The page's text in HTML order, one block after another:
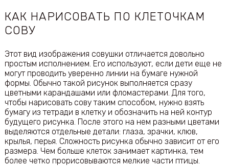
КАК НАРИСОВАТЬ ПО КЛЕТОЧКАМ
СОВУ
Этот вид изображения совушки отличается довольно
простым исполнением. Его используют, если дети еще не
могут проводить уверенно линии на бумаге нужной
формы. Обычно такой рисунок выполняется сразу
цветными карандашами или фломастерами. Для того,
чтобы нарисовать сову таким способом, нужно взять
бумагу из тетради в клетку и обозначить на ней контур
будущего рисунка. После этого на нем разными цветами
выделяются отдельные детали: глаза, зрачки, клюв,
крылья, перья. Сложность рисунка обычно зависит от его
размера. Чем больше клеток занимает картинка, тем
более четко прорисовываются мелкие части птицы.